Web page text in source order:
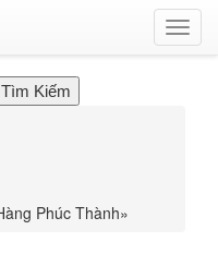
Phúc Thành»